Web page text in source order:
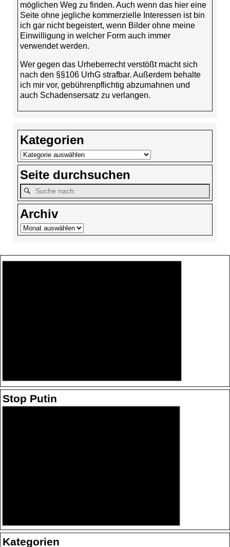
möglichen Weg zu finden. Auch wenn das hier eine
Seite ohne jegliche kommerzielle Interessen ist bin
ich gar nicht begeistert, wenn Bilder ohne meine
Einwilligung in welcher Form auch immer
verwendet werden.
Wer gegen das Urheberrecht verstößt macht sich
nach den §§106 UrhG strafbar. Außerdem behalte
ich mir vor, gebührenpflichtig abzumahnen und
auch Schadensersatz zu verlangen.
Kategorien
Seite durchsuchen
Archiv
Stop Putin
Kategorien